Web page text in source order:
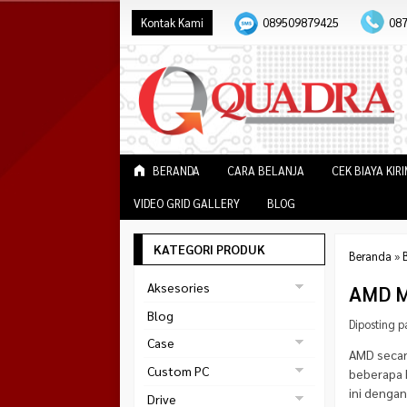
Kontak Kami 089509879425
BERANDA CARA BELANJA CEK BIAYA
VIDEO GRID GALLERY BLOG
Beranda »
AMD
Diposting
AMD
beberapa
ini
KATEGORI PRODUK
Aksesories
Bracket Monitor
Blog
Case
Gaming
Custom PC
Black Strike
Drive